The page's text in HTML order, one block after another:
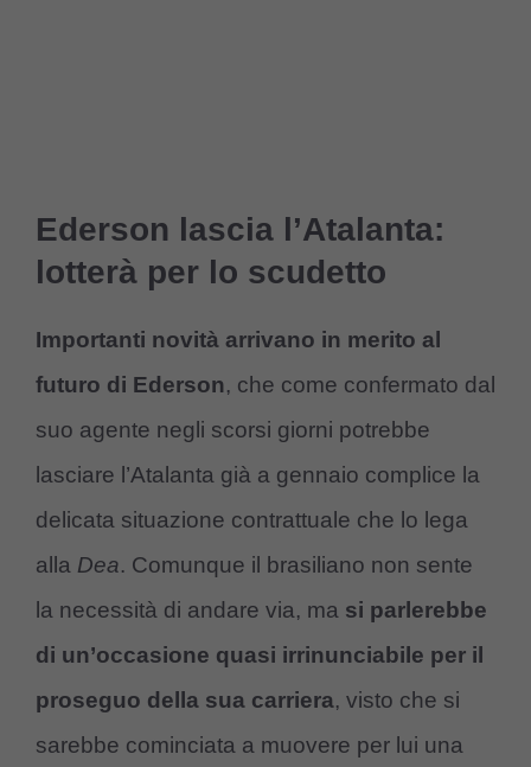
Ederson lascia l’Atalanta:
lotterà per lo scudetto
Importanti novità arrivano in merito al
futuro di Ederson, che come confermato dal
suo agente negli scorsi giorni potrebbe
lasciare l’Atalanta già a gennaio complice la
delicata situazione contrattuale che lo lega
alla Dea. Comunque il brasiliano non sente
la necessità di andare via, ma si parlerebbe
di un’occasione quasi irrinunciabile per il
proseguo della sua carriera, visto che si
sarebbe cominciata a muovere per lui una